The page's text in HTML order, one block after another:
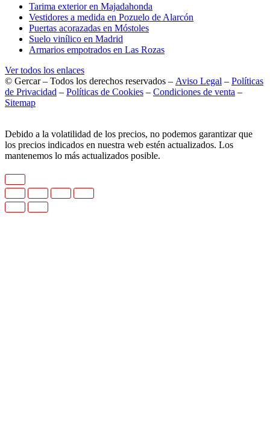
Tarima exterior en Majadahonda
Vestidores a medida en Pozuelo de Alarcón
Puertas acorazadas en Móstoles
Suelo vinílico en Madrid
Armarios empotrados en Las Rozas
Ver todos los enlaces
© Gercar – Todos los derechos reservados – Aviso Legal – Políticas
de Privacidad – Políticas de Cookies – Condiciones de venta –
Sitemap
Debido a la volatilidad de los precios, no podemos garantizar que
los precios indicados en nuestra web estén actualizados. Los
mantenemos lo más actualizados posible.